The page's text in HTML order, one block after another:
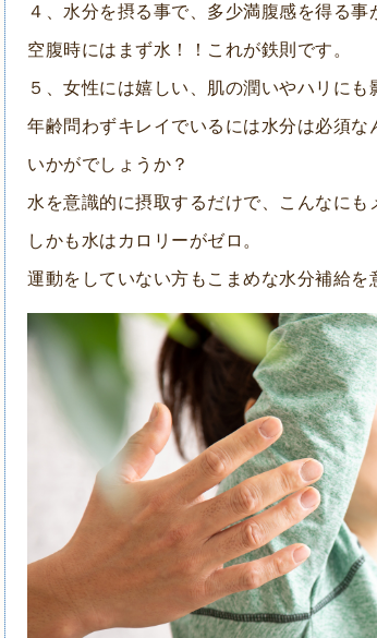
４、水分を摂る事で、多少満腹感を得る事
空腹時にはまず水！！これが鉄則です。
５、女性には嬉しい、肌の潤いやハリにも
年齢問わずキレイでいるには水分は必須な
いかがでしょうか？
水を意識的に摂取するだけで、こんなにも
しかも水はカロリーがゼロ。
運動をしていない方もこまめな水分補給を